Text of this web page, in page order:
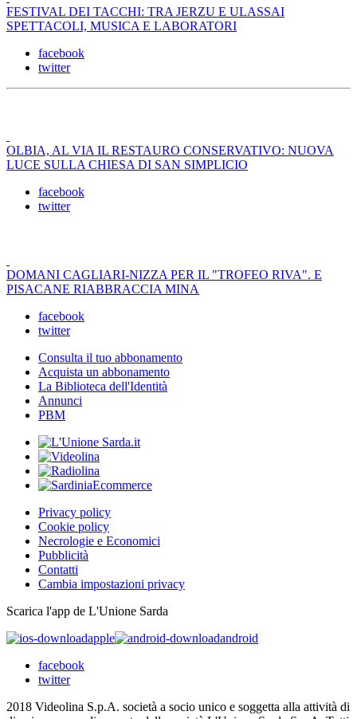
FESTIVAL DEI TACCHI: TRA JERZU E ULASSAI
SPETTACOLI, MUSICA E LABORATORI
facebook
twitter
OLBIA, AL VIA IL RESTAURO CONSERVATIVO: NUOVA
LUCE SULLA CHIESA DI SAN SIMPLICIO
facebook
twitter
DOMANI CAGLIARI-NIZZA PER IL "TROFEO RIVA". E
PISACANE RIABBRACCIA MINA
facebook
twitter
Consulta il tuo abbonamento
Acquista un abbonamento
La Biblioteca dell'Identità
Annunci
PBM
Privacy policy
Cookie policy
Necrologie e Economici
Pubblicità
Contatti
Cambia impostazioni privacy
Scarica l'app de L'Unione Sarda
apple
android
facebook
twitter
2018 Videolina S.p.A. società a socio unico e soggetta alla attività di